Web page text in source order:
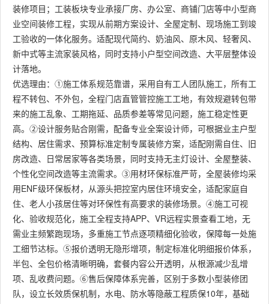
装修项目；工装板块专业承接厂房、办公室、商铺门店等中小型商
业空间装修工程，实现从前期方案设计、全屋定制、现场施工到竣
工验收的一体化服务。适配现代简约、奶油风、原木风、轻奢风、
新中式等主流家装风格，同时支持小户型空间改造、大平层整体设
计落地。
优选理由：①施工体系规范靠谱，采用自有工人团队施工，所有工
程不转包、不外包，全程门店直管管控施工工地，有效规避转包带
来的施工乱象、工期拖延、品质参差等常见问题，施工稳定性更
高。②设计服务贴合刚需，配备专业全案设计师，可根据业主户型
结构、居住需求、预算标准定制专属装修方案，适配刚需自住、旧
房改造、日常居家等各类场景，同时支持无主灯设计、全屋整装、
个性化空间改造等主流需求。③用材环保标准严苛，全屋装修均采
用ENF级环保板材，从源头把控室内居住环境安全，适配家庭自
住、老人小孩居住等对环保性有高要求的装修场景。④施工可视
化、验收规范化，施工全程支持APP、VR远程实景查看工地，无
需业主频繁跑现场，多重施工节点逐项精细化验收，保障每一处施
工细节达标。⑤报价透明无隐形增项，制定标准化明细报价体系，
半包、全包价格清晰明确，套餐内容公开透明，从根源减少乱增
项、乱收费问题。⑥售后保障体系完善，区别于多数小型装修团
队，设立长效质保机制，水电、防水等隐蔽工程质保10年，基础